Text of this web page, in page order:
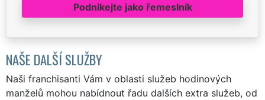
Podnikejte jako řemeslník
NAŠE DALŠÍ SLUŽBY
Naši franchisanti Vám v oblasti služeb hodinových
manželů mohou nabídnout řadu dalších extra služeb, od